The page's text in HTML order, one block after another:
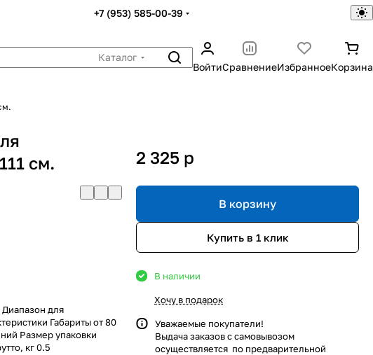
+7 (953) 585-00-39
Каталог
ВойтиСравнениеИзбранноеКорзина
см.
для
Габариты от 80
Размер упаковки
кг 0.5
2 325 p
В корзину
Купить в 1 клик
В наличии
Хочу в подарок
Уважаемые покупатели!
Выдача заказов с самовывозом
осуществляется по предварительной